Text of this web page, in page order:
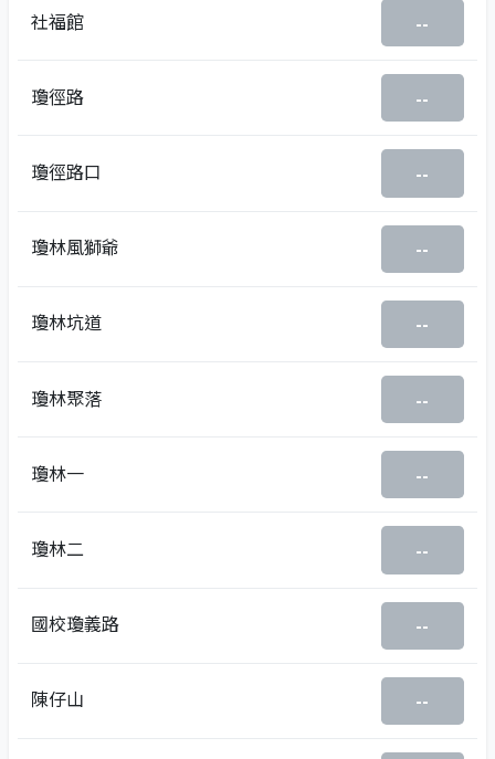
社福館 --
瓊徑路 --
瓊徑路口 --
瓊林風獅爺 --
瓊林坑道 --
瓊林聚落 --
瓊林一 --
瓊林二 --
國校瓊義路 --
陳仔山 --